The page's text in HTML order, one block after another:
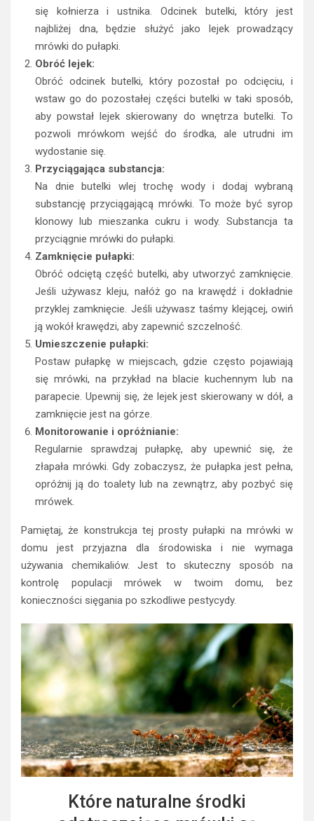
się kołnierza i ustnika. Odcinek butelki, który jest
najbliżej dna, będzie służyć jako lejek prowadzący
mrówki do pułapki.
Obróć lejek:
Obróć odcinek butelki, który pozostał po odcięciu, i
wstaw go do pozostałej części butelki w taki sposób,
aby powstał lejek skierowany do wnętrza butelki. To
pozwoli mrówkom wejść do środka, ale utrudni im
wydostanie się.
Przyciągająca substancja:
Na dnie butelki wlej trochę wody i dodaj wybraną
substancję przyciągającą mrówki. To może być syrop
klonowy lub mieszanka cukru i wody. Substancja ta
przyciągnie mrówki do pułapki.
Zamknięcie pułapki:
Obróć odciętą część butelki, aby utworzyć zamknięcie.
Jeśli używasz kleju, nałóż go na krawędź i dokładnie
przyklej zamknięcie. Jeśli używasz taśmy klejącej, owiń
ją wokół krawędzi, aby zapewnić szczelność.
Umieszczenie pułapki:
Postaw pułapkę w miejscach, gdzie często pojawiają
się mrówki, na przykład na blacie kuchennym lub na
parapecie. Upewnij się, że lejek jest skierowany w dół, a
zamknięcie jest na górze.
Monitorowanie i opróżnianie:
Regularnie sprawdzaj pułapkę, aby upewnić się, że
złapała mrówki. Gdy zobaczysz, że pułapka jest pełna,
opróżnij ją do toalety lub na zewnątrz, aby pozbyć się
mrówek.
Pamiętaj, że konstrukcja tej prosty pułapki na mrówki w
domu jest przyjazna dla środowiska i nie wymaga
używania chemikaliów. Jest to skuteczny sposób na
kontrolę populacji mrówek w twoim domu, bez
konieczności sięgania po szkodliwe pestycydy.
Które naturalne środki